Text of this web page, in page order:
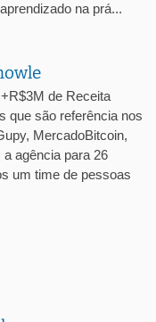
na prá...
de Receita
que são referência nos
MercadoBitcoin,
agência para 26
um time de pessoas